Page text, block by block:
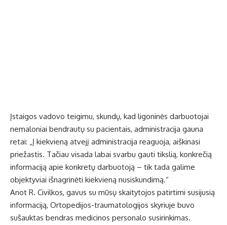
Įstaigos vadovo teigimu, skundų, kad ligoninės darbuotojai
nemaloniai bendrautų su pacientais, administracija gauna
retai: „Į kiekvieną atvejį administracija reaguoja, aiškinasi
priežastis. Tačiau visada labai svarbu gauti tikslią, konkrečią
informaciją apie konkretų darbuotoją – tik tada galime
objektyviai išnagrinėti kiekvieną nusiskundimą.“
Anot R. Civilkos, gavus su mūsų skaitytojos patirtimi susijusią
informaciją, Ortopedijos-traumatologijos skyriuje buvo
sušauktas bendras medicinos personalo susirinkimas.